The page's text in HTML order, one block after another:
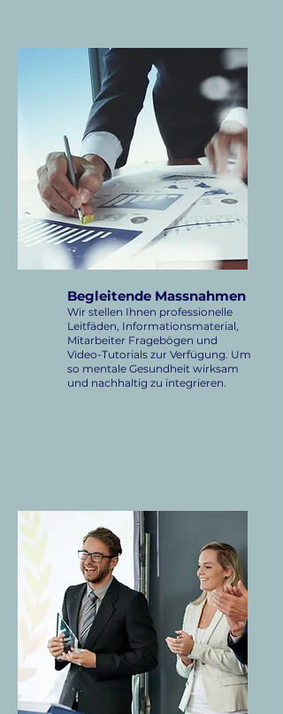
Begleitende Massnahmen
Wir stellen Ihnen professionelle
Leitfäden, Informationsmaterial,
Mitarbeiter Fragebögen und
Video-Tutorials zur Verfügung. Um
so mentale Gesundheit wirksam
und nachhaltig zu integrieren.